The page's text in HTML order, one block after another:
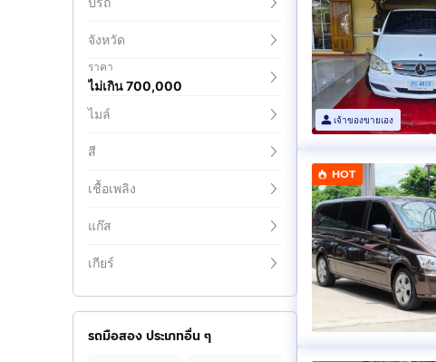
จังหวัด
ราคา
ไม่เกิน 700,000
ไมล์
สี
เชื้อเพลิง
แก๊ส
เกียร์
รถมือสอง ประเภทอื่น ๆ
เจ้าของขายเอง
HOT